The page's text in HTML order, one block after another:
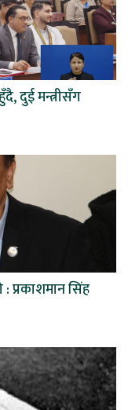
दुई मन्त्रीसँग
प्रकाशमान सिंह